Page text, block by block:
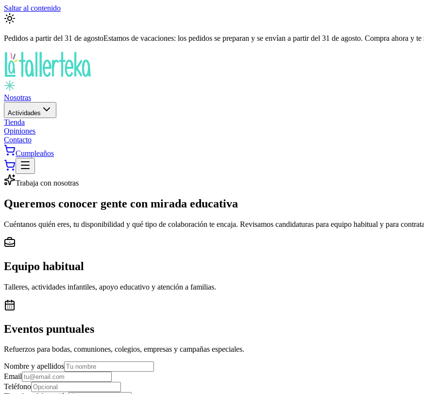
Saltar al contenido
Pedidos a partir del 31 de agostoEstamos de vacaciones: los pedidos se preparan y se envían a partir del 31 de agosto. Compra ahora y te
Nosotras
Actividades
Tienda
Opiniones
Contacto
Cumpleaños
Trabaja con nosotras
Queremos conocer gente con mirada educativa
Cuéntanos quién eres, tu disponibilidad y qué tipo de colaboración te encaja. Revisamos candidaturas para equipo habitual y para
Equipo habitual
Talleres, actividades infantiles, apoyo educativo y atención a familias.
Eventos puntuales
Refuerzos para bodas, comuniones, colegios, empresas y campañas especiales.
Nombre y apellidos
Email
Teléfono